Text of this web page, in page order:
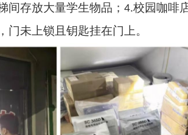
间存放大量学生物品； 4.校园咖啡
未上锁且钥匙挂在门上。